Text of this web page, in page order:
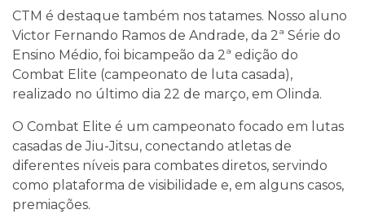
CTM é destaque também nos tatames. Nosso aluno
Victor Fernando Ramos de Andrade, da 2ª Série do
Ensino Médio, foi bicampeão da 2ª edição do
Combat Elite (campeonato de luta casada),
realizado no último dia 22 de março, em Olinda.
O Combat Elite é um campeonato focado em lutas
casadas de Jiu-Jitsu, conectando atletas de
diferentes níveis para combates diretos, servindo
como plataforma de visibilidade e, em alguns casos,
premiações.